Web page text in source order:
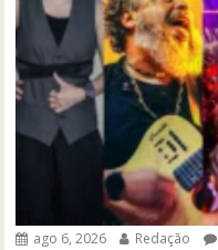
ago 6, 2026 Redação